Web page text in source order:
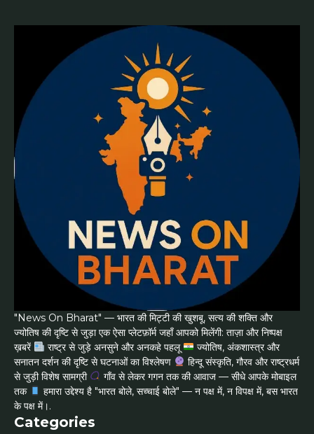
"News On Bharat" — भारत की मिट्टी की खुशबू, सत्य की शक्ति और
ज्योतिष की दृष्टि से जुड़ा एक ऐसा प्लेटफ़ॉर्म जहाँ आपको मिलेंगी: ताज़ा और निष्पक्ष
ख़बरें
राष्ट्र से जुड़े अनसुने और अनकहे पहलू
ज्योतिष, अंकशास्त्र और
सनातन दर्शन की दृष्टि से घटनाओं का विश्लेषण
हिन्दू संस्कृति, गौरव और राष्ट्रधर्म
से जुड़ी विशेष सामग्री
गाँव से लेकर गगन तक की आवाज — सीधे आपके मोबाइल
तक
हमारा उद्देश्य है "भारत बोले, सच्चाई बोले" — न पक्ष में, न विपक्ष में, बस भारत
के पक्ष में।.
Categories